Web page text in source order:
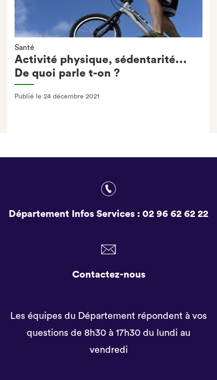
Santé
Activité physique, sédentarité...
De quoi parle t-on ?
Publié le 24 décembre 2021
Département Infos Services : 02 96 62 62 22
Contactez-nous
Les équipes du Département répondent à vos
questions de 8h30 à 17h30 du lundi au
vendredi